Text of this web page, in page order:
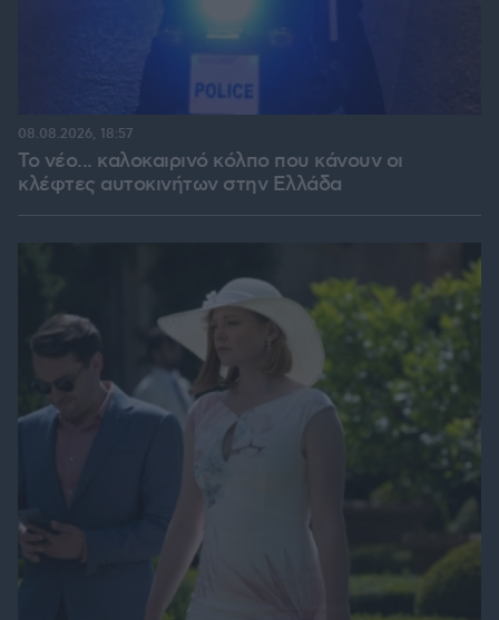
Το νέο... καλοκαιρινό κόλπο που κάνουν οι
κλέφτες αυτοκινήτων στην Ελλάδα
08.08.2026, 18:57